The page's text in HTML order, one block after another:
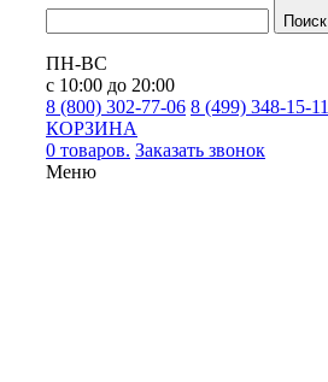
Поиск
ПН-ВС
с 10:00 до 20:00
8 (800) 302-77-06 8 (499) 348-15-11
КОРЗИНА
0 товаров. Заказать звонок
Меню